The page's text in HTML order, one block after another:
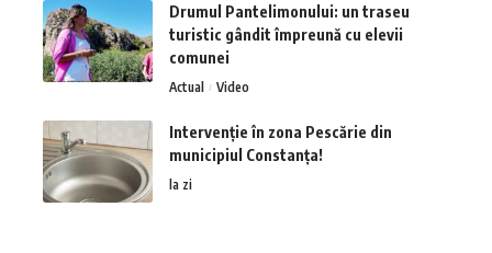
Drumul Pantelimonului: un traseu
turistic gândit împreună cu elevii
comunei
Actual Video
Intervenție în zona Pescărie din
municipiul Constanța!
la zi